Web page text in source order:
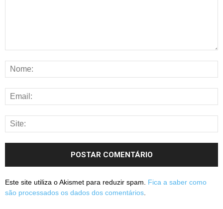
Este site utiliza o Akismet para reduzir spam. Fica a saber como
são processados os dados dos comentários